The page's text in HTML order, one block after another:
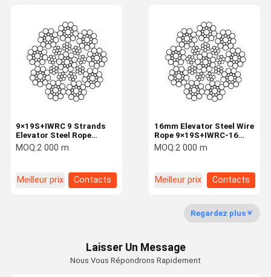
16mm Elevator Steel Wire
Rope 9×19S+IWRC-16
Traction Rope
Mechanical
MOQ:2 000 m
Meilleur prix Contacts
9×19S+IWRC 9 Strands
Elevator Steel Rope
Elevator Industry 19mm
MOQ:2 000 m
Meilleur prix Contacts
Regardez plus
Laisser Un Message
Nous Vous Répondrons Rapidement